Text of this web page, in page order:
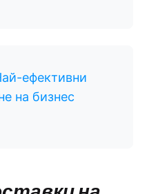
ефективни
на бизнес